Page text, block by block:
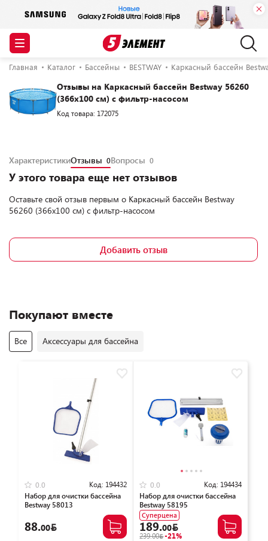
Главная Каталог Бассейны BESTWAY Каркасный бассейн
Отзывы на Каркасный бассейн Bestway 56260
(366х100 см) с фильтр-насосом
Код товара: 172075
ХарактеристикиОтзывы 0Вопросы 0
У этого товара еще нет отзывов
Оставьте свой отзыв первым о Каркасный бассейн Bestway
56260 (366х100 см) с фильтр-насосом
Добавить отзыв
Покупают вместе
Все Аксессуары для бассейна
0.0 Код: 194432
Набор для очистки бассейна
Bestway 58013
88.00
0.0 Код: 194434
Набор для очистки бассейна
Bestway 58195
Суперцена
189.00
239.00 -21%